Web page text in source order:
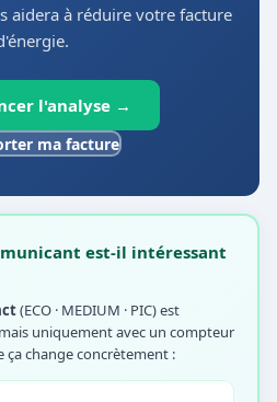
aidera à réduire votre facture
l'analyse →
ma facture
est-il intéressant
(ECO · MEDIUM · PIC) est
uniquement avec un compteur
ça change concrètement :